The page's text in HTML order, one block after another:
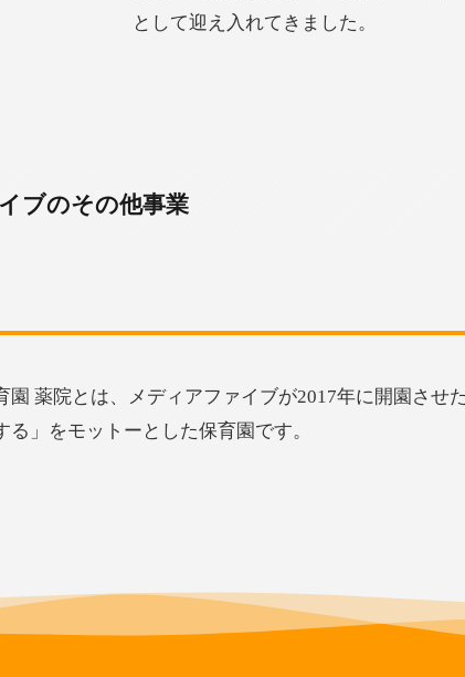
として迎え入れてきました。
ブのその他事業
園 薬院とは、メディアファイブが2017年に開園させ
る」をモットーとした保育園です。